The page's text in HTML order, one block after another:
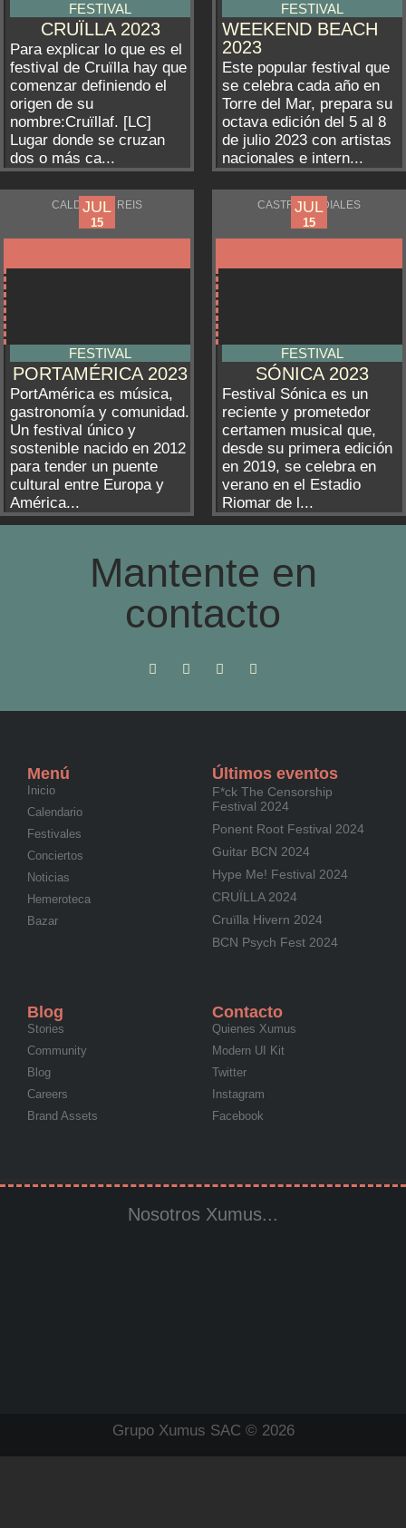
FESTIVAL
CRUÏLLA 2023
Para explicar lo que es el
festival de Cruïlla hay que
comenzar definiendo el
origen de su
nombre:Cruïllaf. [LC]
Lugar donde se cruzan
dos o más ca...
FESTIVAL
WEEKEND BEACH
2023
Este popular festival que
se celebra cada año en
Torre del Mar, prepara su
octava edición del 5 al 8
de julio 2023 con artistas
nacionales e intern...
CALDAS DE REIS
JUL
13
JUL
15
FESTIVAL
PORTAMÉRICA 2023
PortAmérica es música,
gastronomía y comunidad.
Un festival único y
sostenible nacido en 2012
para tender un puente
cultural entre Europa y
América...
CASTRO URDIALES
JUL
14
JUL
15
FESTIVAL
SÓNICA 2023
Festival Sónica es un
reciente y prometedor
certamen musical que,
desde su primera edición
en 2019, se celebra en
verano en el Estadio
Riomar de l...
Mantente en
contacto
Menú
Inicio
Calendario
Festivales
Conciertos
Noticias
Hemeroteca
Bazar
Últimos eventos
F*ck The Censorship
Festival 2024
Ponent Root Festival 2024
Guitar BCN 2024
Hype Me! Festival 2024
CRUÏLLA 2024
Cruïlla Hivern 2024
BCN Psych Fest 2024
Blog
Stories
Community
Blog
Careers
Brand Assets
Contacto
Quienes Xumus
Modern UI Kit
Twitter
Instagram
Facebook
Nosotros Xumus...
Grupo Xumus SAC © 2026